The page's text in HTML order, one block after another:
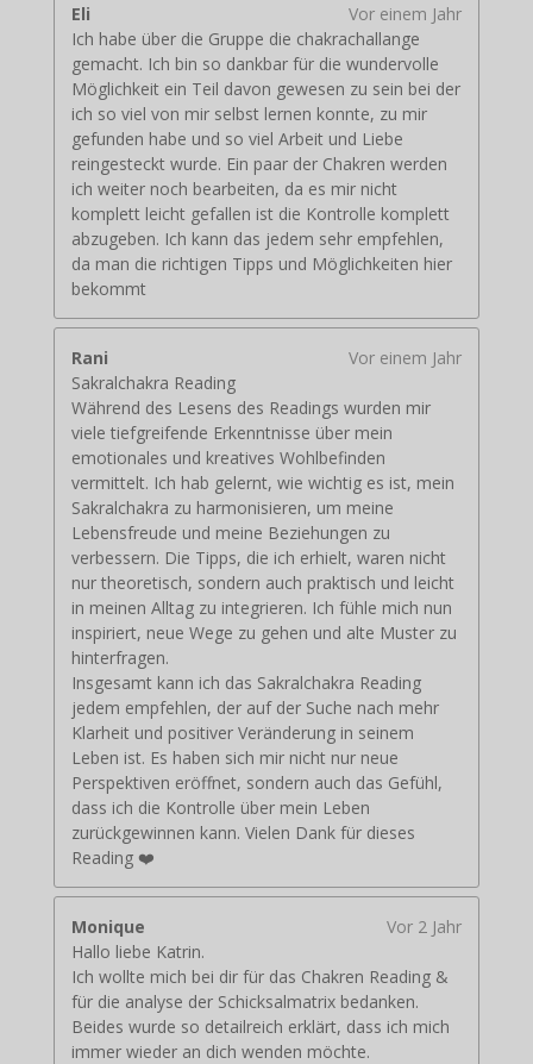
Eli
Vor einem Jahr
Ich habe über die Gruppe die chakrachallange
gemacht. Ich bin so dankbar für die wundervolle
Möglichkeit ein Teil davon gewesen zu sein bei der
ich so viel von mir selbst lernen konnte, zu mir
gefunden habe und so viel Arbeit und Liebe
reingesteckt wurde. Ein paar der Chakren werden
ich weiter noch bearbeiten, da es mir nicht
komplett leicht gefallen ist die Kontrolle komplett
abzugeben. Ich kann das jedem sehr empfehlen,
da man die richtigen Tipps und Möglichkeiten hier
bekommt
Rani
Vor einem Jahr
Sakralchakra Reading
Während des Lesens des Readings wurden mir
viele tiefgreifende Erkenntnisse über mein
emotionales und kreatives Wohlbefinden
vermittelt. Ich hab gelernt, wie wichtig es ist, mein
Sakralchakra zu harmonisieren, um meine
Lebensfreude und meine Beziehungen zu
verbessern. Die Tipps, die ich erhielt, waren nicht
nur theoretisch, sondern auch praktisch und leicht
in meinen Alltag zu integrieren. Ich fühle mich nun
inspiriert, neue Wege zu gehen und alte Muster zu
hinterfragen.
Insgesamt kann ich das Sakralchakra Reading
jedem empfehlen, der auf der Suche nach mehr
Klarheit und positiver Veränderung in seinem
Leben ist. Es haben sich mir nicht nur neue
Perspektiven eröffnet, sondern auch das Gefühl,
dass ich die Kontrolle über mein Leben
zurückgewinnen kann. Vielen Dank für dieses
Reading ❤️
Monique
Vor 2 Jahr
Hallo liebe Katrin.
Ich wollte mich bei dir für das Chakren Reading &
für die analyse der Schicksalmatrix bedanken.
Beides wurde so detailreich erklärt, dass ich mich
immer wieder an dich wenden möchte.